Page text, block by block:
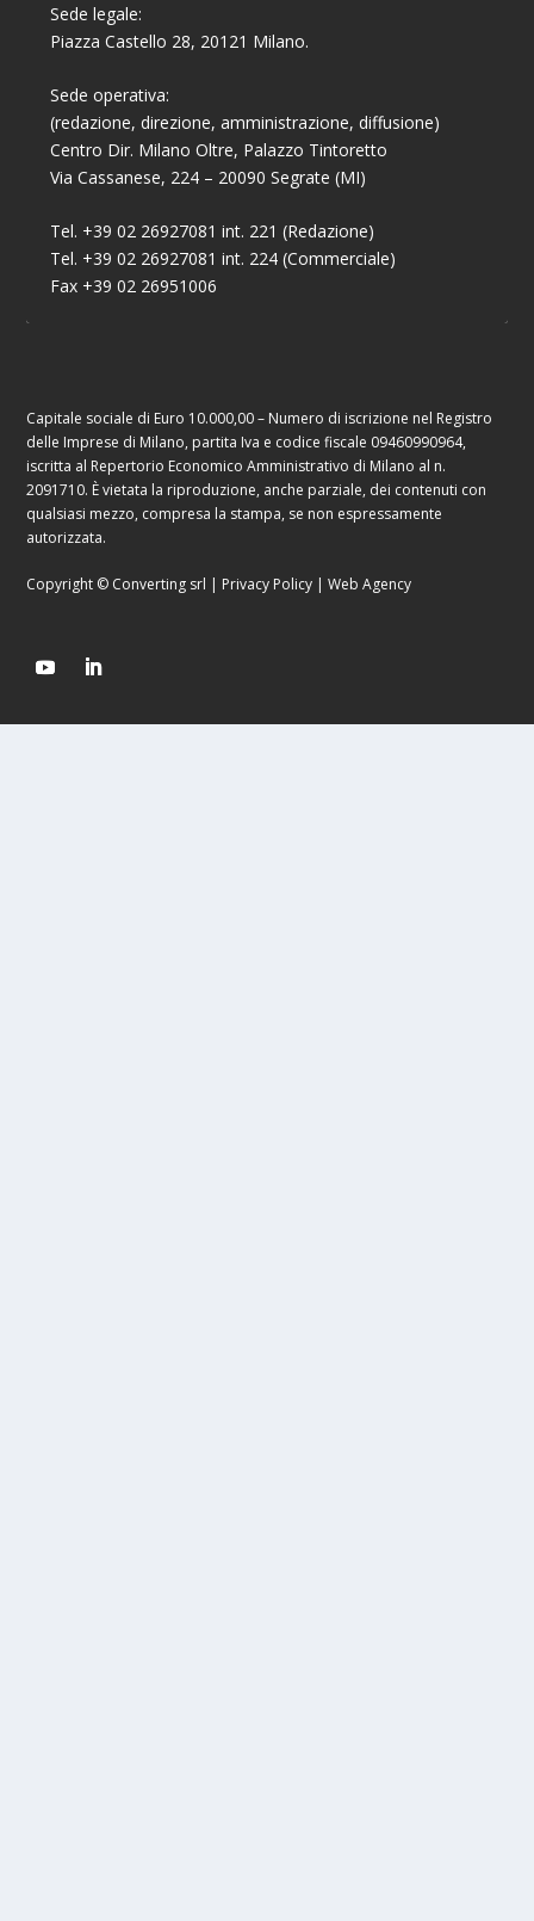
Sede legale:
Piazza Castello 28, 20121 Milano.
Sede operativa:
(redazione, direzione, amministrazione, diffusione)
Centro Dir. Milano Oltre, Palazzo Tintoretto
Via Cassanese, 224 – 20090 Segrate (MI)
Tel. +39 02 26927081 int. 221 (Redazione)
Tel. +39 02 26927081 int. 224 (Commerciale)
Fax +39 02 26951006
Capitale sociale di Euro 10.000,00 – Numero di iscrizione nel Registro
delle Imprese di Milano, partita Iva e codice fiscale 09460990964,
iscritta al Repertorio Economico Amministrativo di Milano al n.
2091710. È vietata la riproduzione, anche parziale, dei contenuti con
qualsiasi mezzo, compresa la stampa, se non espressamente
autorizzata.
Copyright © Converting srl | Privacy Policy |Web Agency